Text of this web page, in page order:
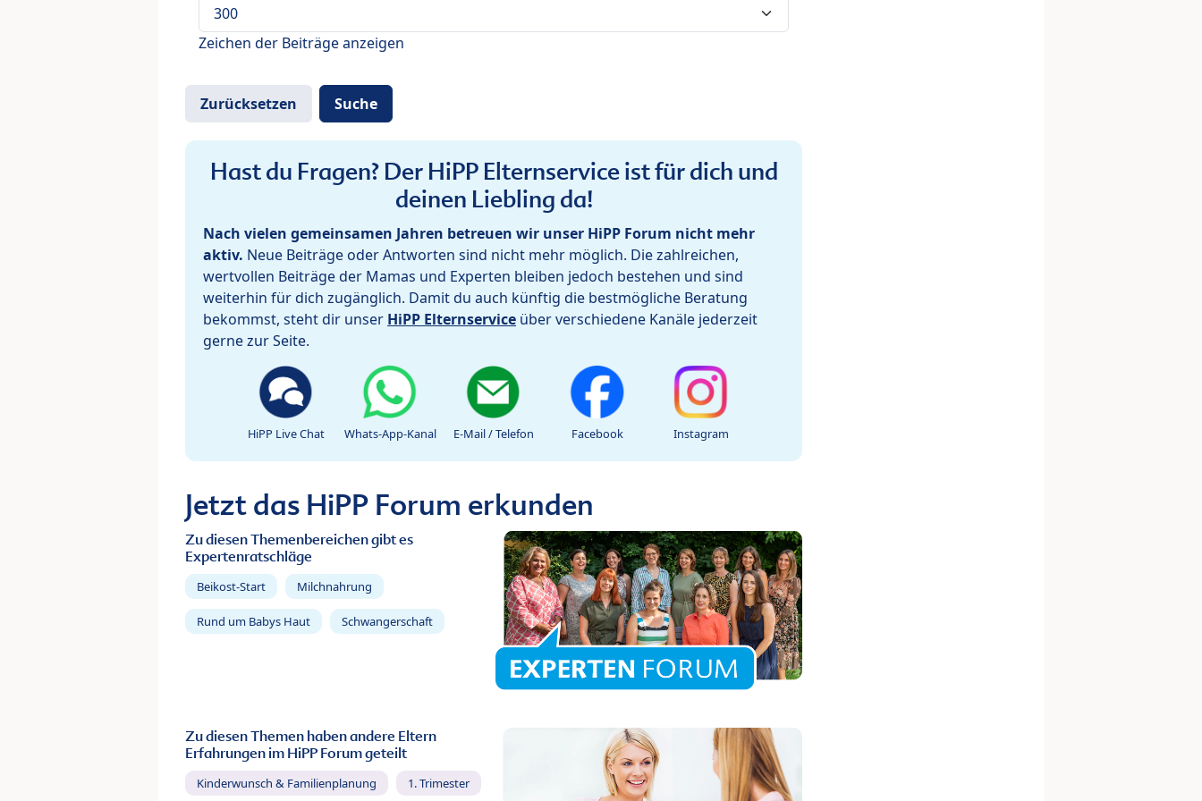
Zeichen der Beiträge anzeigen
Hast du Fragen? Der HiPP Elternservice ist für dich und
deinen Liebling da!
Nach vielen gemeinsamen Jahren betreuen wir unser HiPP Forum nicht mehr
aktiv. Neue Beiträge oder Antworten sind nicht mehr möglich. Die zahlreichen,
wertvollen Beiträge der Mamas und Experten bleiben jedoch bestehen und sind
weiterhin für dich zugänglich. Damit du auch künftig die bestmögliche Beratung
bekommst, steht dir unser HiPP Elternservice über verschiedene Kanäle jederzeit
gerne zur Seite.
HiPP Live Chat Whats-App-Kanal E-Mail / Telefon Facebook Instagram
Jetzt das HiPP Forum erkunden
Zu diesen Themenbereichen gibt es
Expertenratschläge
Beikost-Start Milchnahrung
Rund um Babys Haut Schwangerschaft
Zu diesen Themen haben andere Eltern
Erfahrungen im HiPP Forum geteilt
Kinderwunsch & Familienplanung 1. Trimester